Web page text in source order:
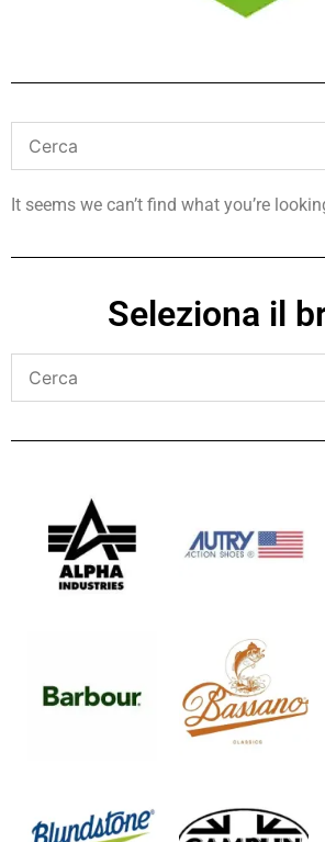
It seems we can’t find what you’re
Seleziona il